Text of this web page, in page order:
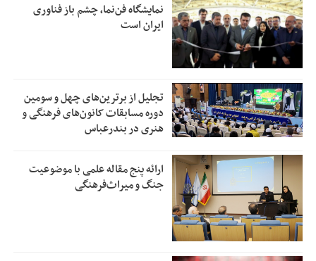
نمایشگاه فن‌نما، چشم باز فناوری
ایران است
تجلیل از بر‌ترین‌های چهل و سومین
دوره مسابقات کانون‌های فرهنگی و
هنری در بندرعباس
ارائه پنج مقاله علمی با موضوعیت
جنگ و میراث‌فرهنگی